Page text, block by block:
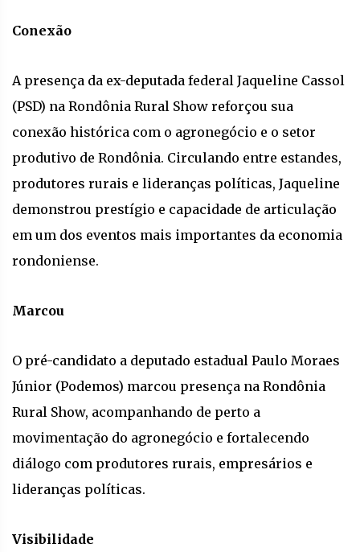
Conexão
A presença da ex-deputada federal Jaqueline Cassol
(PSD) na Rondônia Rural Show reforçou sua
conexão histórica com o agronegócio e o setor
produtivo de Rondônia. Circulando entre estandes,
produtores rurais e lideranças políticas, Jaqueline
demonstrou prestígio e capacidade de articulação
em um dos eventos mais importantes da economia
rondoniense.
Marcou
O pré-candidato a deputado estadual Paulo Moraes
Júnior (Podemos) marcou presença na Rondônia
Rural Show, acompanhando de perto a
movimentação do agronegócio e fortalecendo
diálogo com produtores rurais, empresários e
lideranças políticas.
Visibilidade